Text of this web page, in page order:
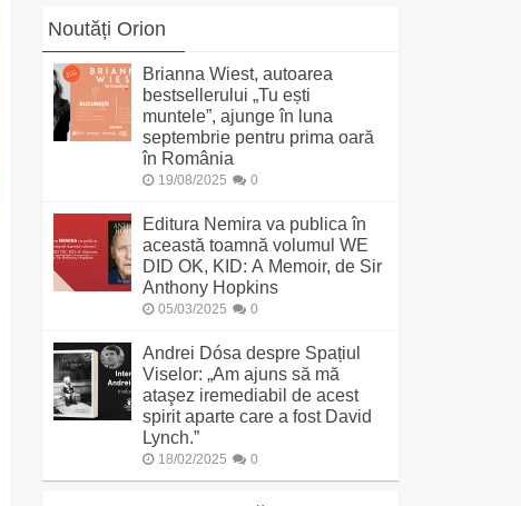
Noutăți Orion
Brianna Wiest, autoarea
bestsellerului „Tu ești
muntele”, ajunge în luna
septembrie pentru prima oară
în România
19/08/2025 0
Editura Nemira va publica în
această toamnă volumul WE
DID OK, KID: A Memoir, de Sir
Anthony Hopkins
05/03/2025 0
Andrei Dósa despre Spațiul
Viselor: „Am ajuns să mă
ataşez iremediabil de acest
spirit aparte care a fost David
Lynch.”
18/02/2025 0